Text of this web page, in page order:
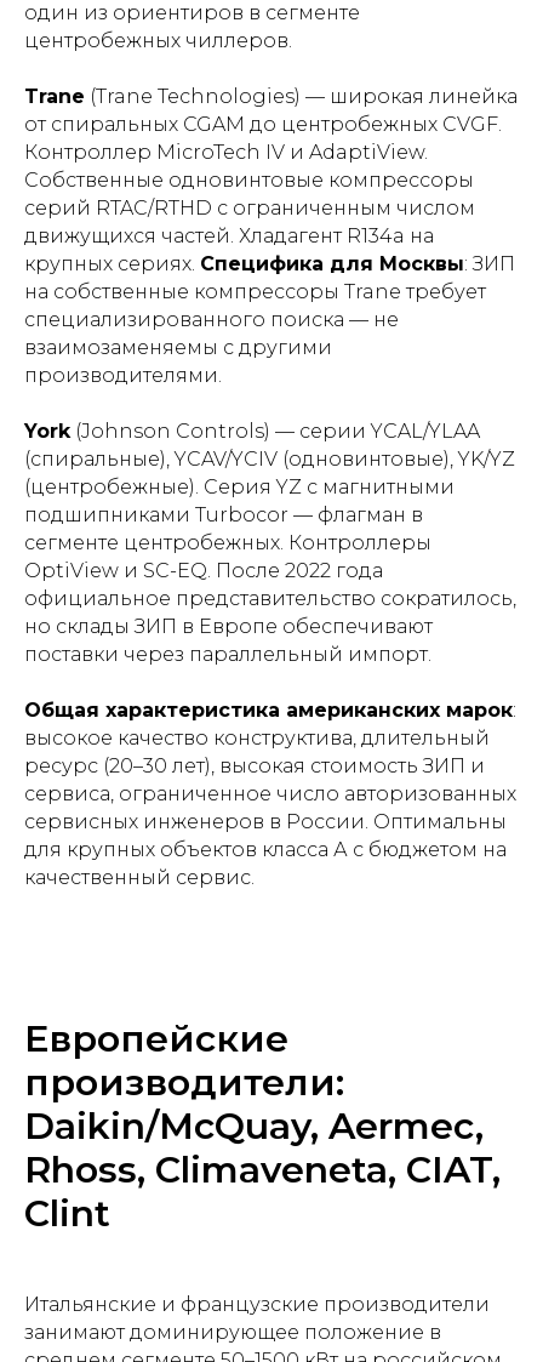
один из ориентиров в сегменте
центробежных чиллеров.
Trane (Trane Technologies) — широкая линейка
от спиральных CGAM до центробежных CVGF.
Контроллер MicroTech IV и AdaptiView.
Собственные одновинтовые компрессоры
серий RTAC/RTHD с ограниченным числом
движущихся частей. Хладагент R134a на
крупных сериях. Специфика для Москвы: ЗИП
на собственные компрессоры Trane требует
специализированного поиска — не
взаимозаменяемы с другими
производителями.
York(Johnson Controls) — серии YCAL/YLAA
(спиральные), YCAV/YCIV (одновинтовые), YK/YZ
(центробежные). Серия YZ с магнитными
подшипниками Turbocor — флагман в
сегменте центробежных. Контроллеры
OptiView и SC-EQ. После 2022 года
официальное представительство сократилось,
но склады ЗИП в Европе обеспечивают
поставки через параллельный импорт.
Общая характеристика американских марок:
высокое качество конструктива, длительный
ресурс (20–30 лет), высокая стоимость ЗИП и
сервиса, ограниченное число авторизованных
сервисных инженеров в России. Оптимальны
для крупных объектов класса А с бюджетом на
качественный сервис.
Европейские
производители:
Daikin/McQuay, Aermec,
Rhoss, Climaveneta, CIAT,
Clint
Итальянские и французские производители
занимают доминирующее положение в